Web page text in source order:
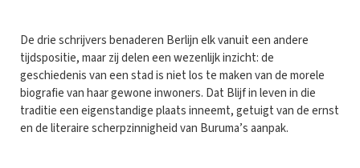
De drie schrijvers benaderen Berlijn elk vanuit een andere
tijdspositie, maar zij delen een wezenlijk inzicht: de
geschiedenis van een stad is niet los te maken van de morele
biografie van haar gewone inwoners. Dat Blijf in leven in die
traditie een eigenstandige plaats inneemt, getuigt van de ernst
en de literaire scherpzinnigheid van Buruma’s aanpak.